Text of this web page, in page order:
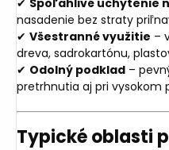
✔ Spoľahlivé uchytenie
nasadenie bez straty
✔ Všestranné využitie –
dreva, sadrokartónu,
✔ Odolný podklad –
pretrhnutia aj pri vysokom
Typické oblasti